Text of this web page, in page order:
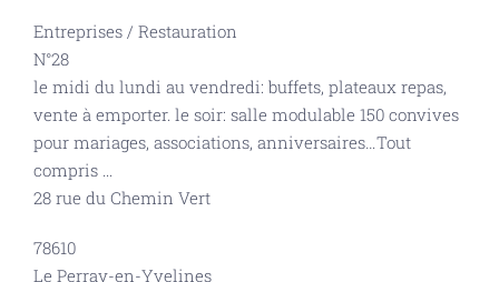
Entreprises / Restauration
N°28
le midi du lundi au vendredi: buffets, plateaux repas,
vente à emporter. le soir: salle modulable 150 convives
pour mariages, associations, anniversaires…Tout
compris ...
28 rue du Chemin Vert
78610
Le Perray-en-Yvelines